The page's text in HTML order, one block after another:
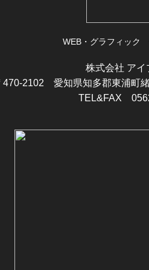
WEB・グラフィック
株式会社 アイ
470-2102 愛知県知多郡東浦町
TEL&FAX